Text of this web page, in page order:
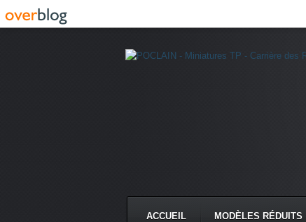
ACCUEIL MODÈLES RÉDUITS